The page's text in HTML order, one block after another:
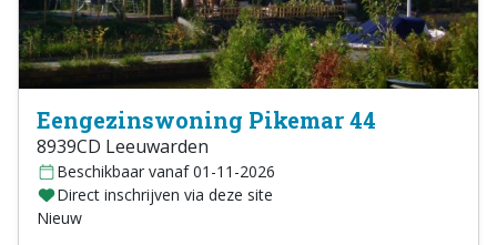
Eengezinswoning Pikemar 44
8939CD Leeuwarden
Beschikbaar vanaf 01-11-2026
Direct inschrijven via deze site
Nieuw